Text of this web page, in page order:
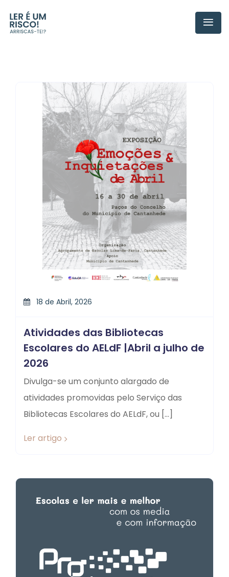
18 de Abril, 2026
Atividades das Bibliotecas
Escolares do AELdF |Abril a julho de
2026
Divulga-se um conjunto alargado de
atividades promovidas pelo Serviço das
Bibliotecas Escolares do AELdF, ou […]
Ler artigo